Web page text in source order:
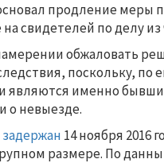
продление меры
свидетелей по делу
обжаловать
поскольку, по
являются именно
о невыезде.
задержан 14 ноября 2016
размере. По